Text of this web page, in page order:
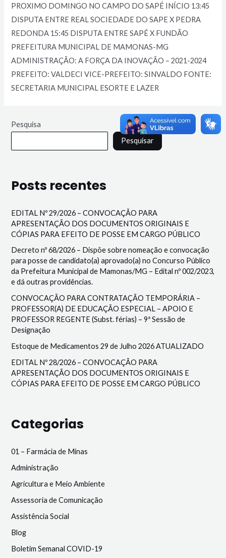
PROXIMO DOMINGO NO CAMPO DO SAPÉ INÍCIO 13:45
DISPUTA ENTRE REAL SOCIEDADE DO SAPE X PEDRA
REDONDA 15:45 DISPUTA ENTRE SAPÉ X FUNDÃO
PREFEITURA MUNICIPAL DE MAMONAS-MG
ADMINISTRAÇÃO: A FORÇA DA INOVAÇÃO – 2021-2024
PREFEITO: VALDECI VICE-PREFEITO: SINVALDO FONTE:
SECRETARIA MUNICIPAL ESORTE E LAZER
Pesquisa
Pesquisar
Posts recentes
EDITAL Nº 29/2026 – CONVOCAÇÃO PARA
APRESENTAÇÃO DOS DOCUMENTOS ORIGINAIS E
CÓPIAS PARA EFEITO DE POSSE EM CARGO PÚBLICO
Decreto nº 68/2026 – Dispõe sobre nomeação e convocação
para posse de candidato(a) aprovado(a) no Concurso Público
da Prefeitura Municipal de Mamonas/MG – Edital nº 002/2023,
e dá outras providências.
CONVOCAÇÃO PARA CONTRATAÇÃO TEMPORÁRIA –
PROFESSOR(A) DE EDUCAÇÃO ESPECIAL – APOIO E
PROFESSOR REGENTE (Subst. férias) – 9ª Sessão de
Designação
Estoque de Medicamentos 29 de Julho 2026 ATUALIZADO
EDITAL Nº 28/2026 – CONVOCAÇÃO PARA
APRESENTAÇÃO DOS DOCUMENTOS ORIGINAIS E
CÓPIAS PARA EFEITO DE POSSE EM CARGO PÚBLICO
Categorias
01 – Farmácia de Minas
Administração
Agricultura e Meio Ambiente
Assessoria de Comunicação
Assistência Social
Blog
Boletim Semanal COVID-19